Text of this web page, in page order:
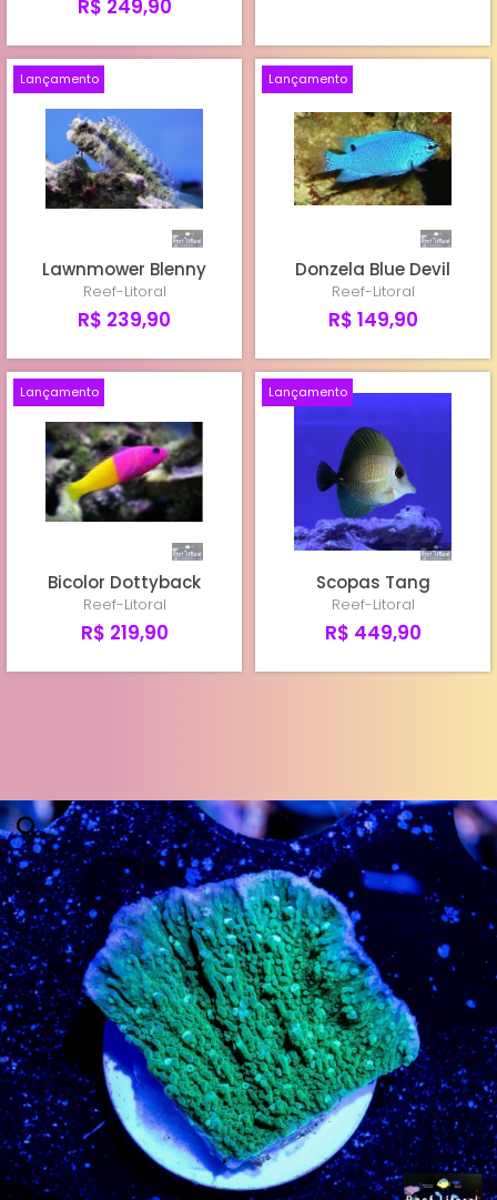
R$ 249,90
Lançamento
Lawnmower Blenny
Reef-Litoral
R$ 239,90
Lançamento
Donzela Blue Devil
Reef-Litoral
R$ 149,90
Lançamento
Bicolor Dottyback
Reef-Litoral
R$ 219,90
Lançamento
Scopas Tang
Reef-Litoral
R$ 449,90